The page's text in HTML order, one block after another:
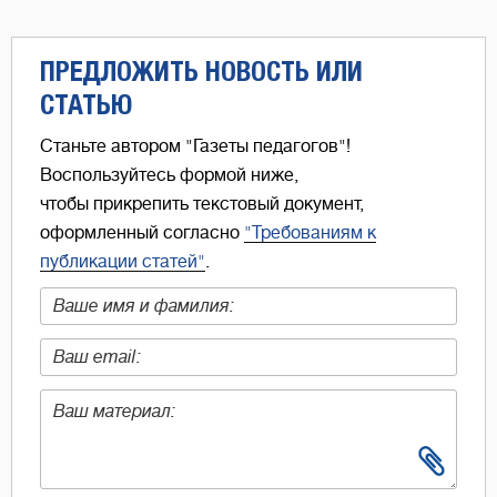
ПРЕДЛОЖИТЬ НОВОСТЬ ИЛИ
СТАТЬЮ
Станьте автором "Газеты педагогов"!
Воспользуйтесь формой ниже,
чтобы прикрепить текстовый документ,
оформленный согласно "Требованиям к
публикации статей".